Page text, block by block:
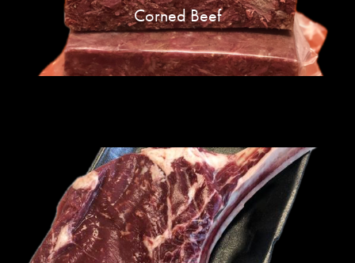
Corned Beef